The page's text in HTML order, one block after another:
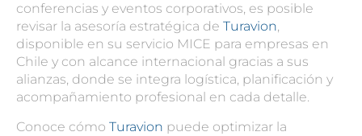
conferencias y eventos corporativos, es posible
revisar la asesoría estratégica de Turavion,
disponible en su servicio MICE para empresas en
Chile y con alcance internacional gracias a sus
alianzas, donde se integra logística, planificación y
acompañamiento profesional en cada detalle.
Conoce cómo Turavion puede optimizar la